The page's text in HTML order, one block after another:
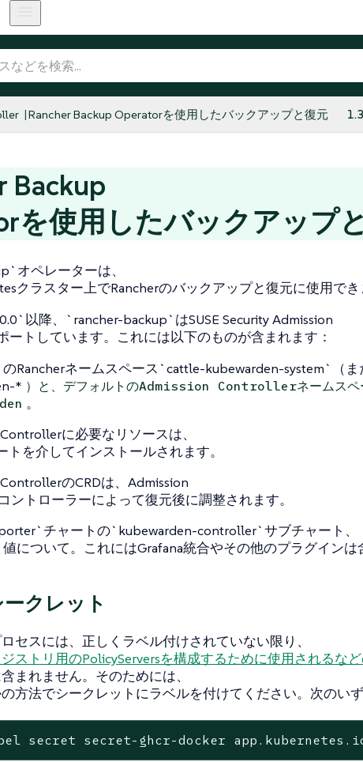
Rancher Backup Operatorを使用したバックアップと復元
Backup
を使用したバックアップ
オペレーターは、
クラスター上でRancherのバックアップと復元に使用でき
以降、`rancher-backup`はSUSE Security Admission
ートしています。これには以下のものが含まれます：
のRancherネームスペース`cattle-kubewarden-system`（
* ）と、デフォルトのAdmission Controllerネームスペ
。
に必要なリソースは、
トを介してインストールされます。
のCRDは、Admission
ントローラーによって復元後に調整されます。
チャートの`kubewarden-controller`サブチャート、
について。これにはGrafana統合やその他のプラグインは
クレット
セスには、正しくラベル付けされていない限り、
ストリ用のPolicyServersを構成するために使用されるな
まれません。そのためには、
方法でシークレットにラベルを付けてください。次のいず
secret secret-ghcr-docker